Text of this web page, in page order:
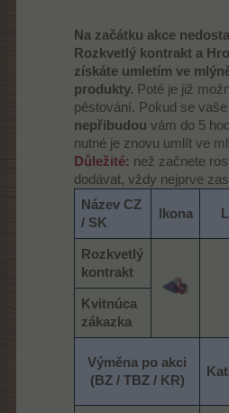
Na začátku akce
Rozkvetlý kontrakt a
získáte umletím ve
produkty. Poté je již
pěstování. Pokud se
nepřibudou vám do 5
nutné je znovu umlít ve
Důležité: než začnete
dodávat, vždy nejprve
Název CZ
/ SK
Ikona
Rozkvetlý
kontrakt
Kvitnúca
zákazka
Výměna po akci
(BZ / TBZ / KR)